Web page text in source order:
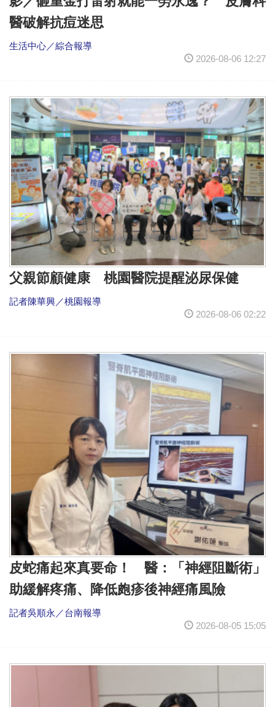
醫破解抗痘迷思
生活中心／綜合報導
2026-08-06 12:27
父親節顧健康 桃園醫院提醒泌尿保健
記者陳華興／桃園報導
2026-08-06 02:22
皮蛇痛起來真要命！ 醫：「神經阻斷術」
助緩解疼痛、降低皰疹後神經痛風險
記者吳順永／台南報導
2026-08-05 15:05